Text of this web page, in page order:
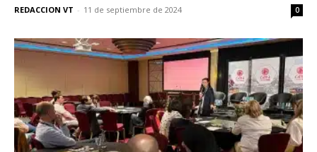
REDACCION VT - 11 de septiembre de 2024 0